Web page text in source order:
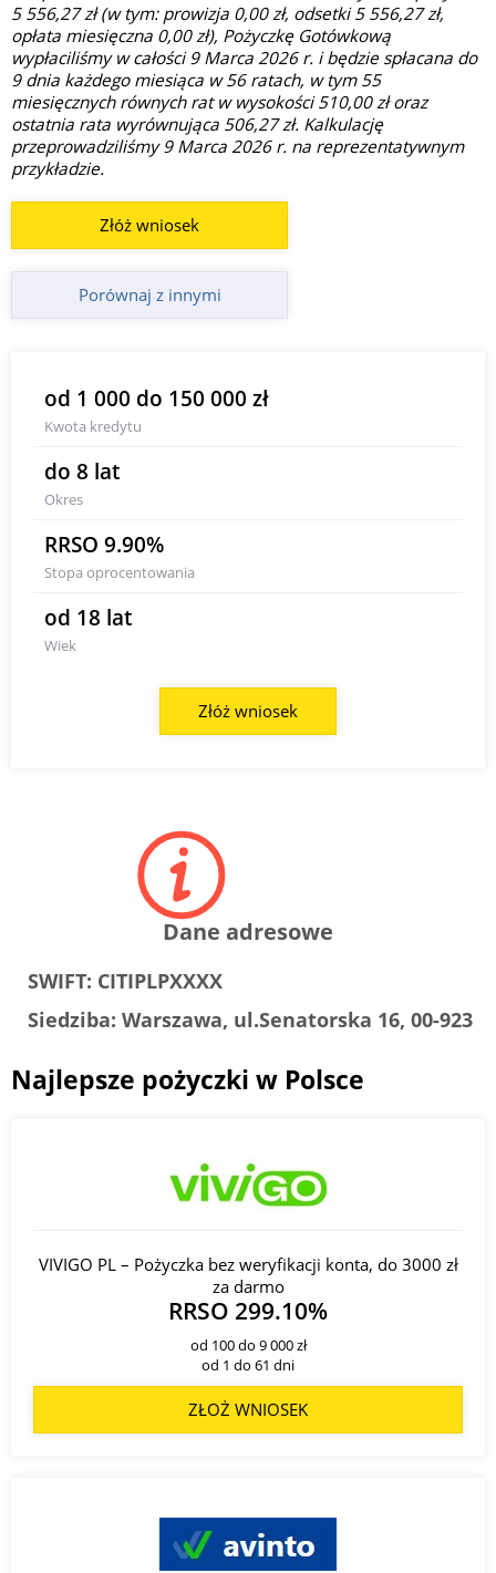
5 556,27 zł (w tym: prowizja 0,00 zł, odsetki 5 556,27 zł,
opłata miesięczna 0,00 zł), Pożyczkę Gotówkową
wypłaciliśmy w całości 9 Marca 2026 r. i będzie spłacana do
9 dnia każdego miesiąca w 56 ratach, w tym 55
miesięcznych równych rat w wysokości 510,00 zł oraz
ostatnia rata wyrównująca 506,27 zł. Kalkulację
przeprowadziliśmy 9 Marca 2026 r. na reprezentatywnym
przykładzie.
Złóż wniosek
Porównaj z innymi
od 1 000 do 150 000 zł
Kwota kredytu
do 8 lat
Okres
RRSO 9.90%
Stopa oprocentowania
od 18 lat
Wiek
Złóż wniosek
Dane adresowe
SWIFT: CITIPLPXXXX
Siedziba: Warszawa, ul.Senatorska 16, 00-923
Najlepsze pożyczki w Polsce
VIVIGO PL – Pożyczka bez weryfikacji konta, do 3000 zł
za darmo
RRSO 299.10%
od 100 do 9 000 zł
od 1 do 61 dni
ZŁOŻ WNIOSEK